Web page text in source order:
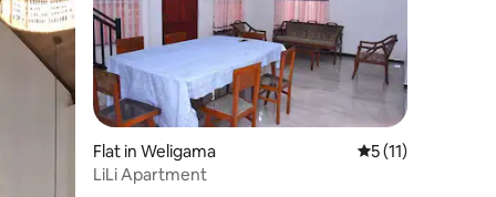
Flat in Weligama Gemiddelde
5 (11)
LiLi Apartment